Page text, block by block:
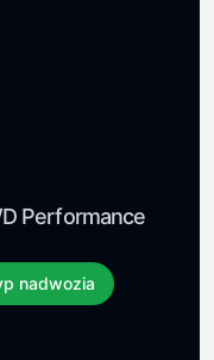
Performance
nadwozia